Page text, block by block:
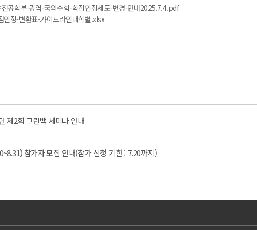
공학부-광역-국외수학-학점인정제도-변경-안내2025.7.4.pdf
정-변환표-가이드라인대학별.xlsx
제2회 그린백 세미나 안내
참가자 모집 안내(참가 신청 기한 : 7.20까지)